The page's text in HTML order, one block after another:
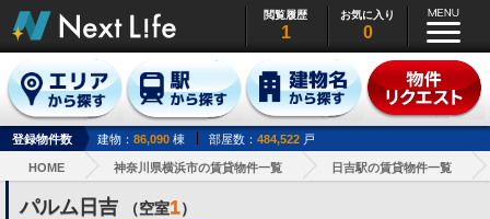
閲覧履歴
1
お気に入り
0
登録物件数 建物： 86,090 棟 部屋数： 484,522 戸
HOME 神奈川県横浜市の賃貸物件一覧 日吉駅の賃貸物件一覧
パルム日吉 （空室1）